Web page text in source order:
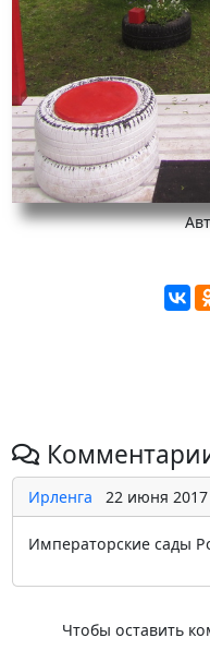
Ирленга 22 июня 2017
Императорские сады
Чтобы оставить